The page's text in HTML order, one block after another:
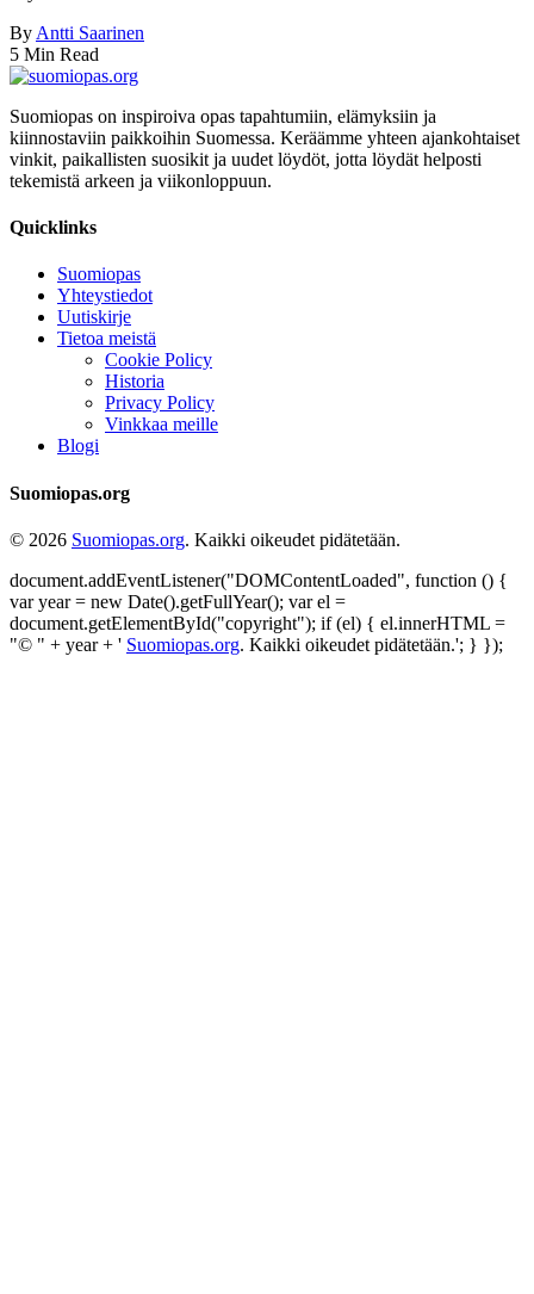
By Antti Saarinen
5 Min Read
Suomiopas on inspiroiva opas tapahtumiin, elämyksiin ja
kiinnostaviin paikkoihin Suomessa. Keräämme yhteen ajankohtaiset
vinkit, paikallisten suosikit ja uudet löydöt, jotta löydät helposti
tekemistä arkeen ja viikonloppuun.
Quicklinks
Suomiopas
Yhteystiedot
Uutiskirje
Tietoa meistä
Cookie Policy
Historia
Privacy Policy
Vinkkaa meille
Blogi
Suomiopas.org
© 2026 Suomiopas.org. Kaikki oikeudet pidätetään.
document.addEventListener("DOMContentLoaded", function () {
var year = new Date().getFullYear(); var el =
document.getElementById("copyright"); if (el) { el.innerHTML =
"© " + year + ' Suomiopas.org. Kaikki oikeudet pidätetään.'; } });